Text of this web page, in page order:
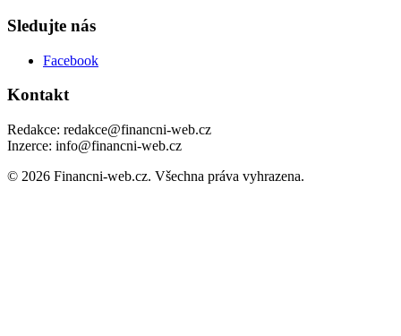
Sledujte nás
Facebook
Kontakt
Redakce: redakce@financni-web.cz
Inzerce: info@financni-web.cz
© 2026 Financni-web.cz. Všechna práva vyhrazena.